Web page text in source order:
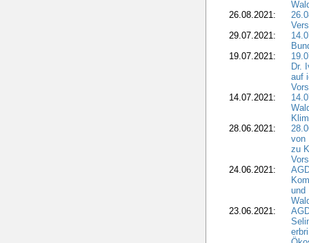
26.08.2021:
29.07.2021:
19.07.2021:
Dr.
auf
14.07.2021:
28.06.2021:
von
zu
24.06.2021:
und
23.06.2021: